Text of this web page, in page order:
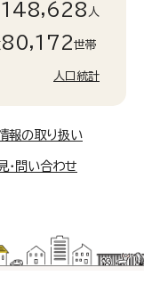
148,628 人
80,172世帯
人口統計
報の取り扱い
・問い合わせ